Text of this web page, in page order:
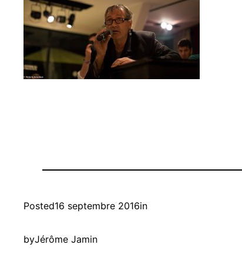
Posted16 septembre 2016in
byJérôme Jamin